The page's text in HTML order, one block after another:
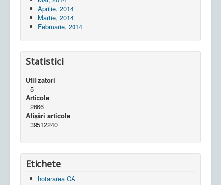
Aprilie, 2014
Martie, 2014
Februarie, 2014
Statistici
Utilizatori
5
Articole
2666
Afișări articole
39512240
Etichete
hotararea CA